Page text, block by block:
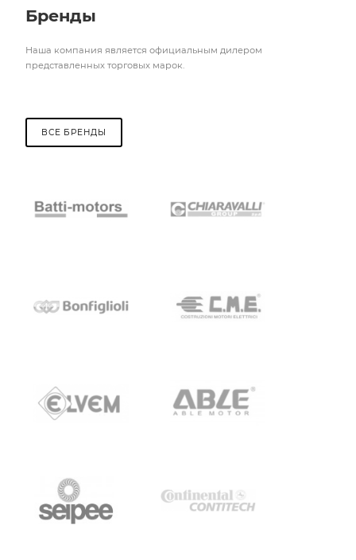
Бренды
Наша компания является официальным дилером
представленных торговых марок.
ВСЕ БРЕНДЫ